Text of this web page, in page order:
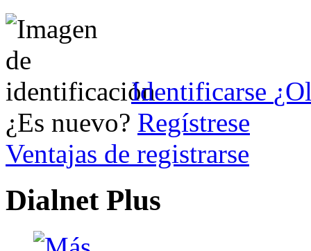
Identificarse
¿Es nuevo? Regístrese
Ventajas de registrarse
Dialnet Plus